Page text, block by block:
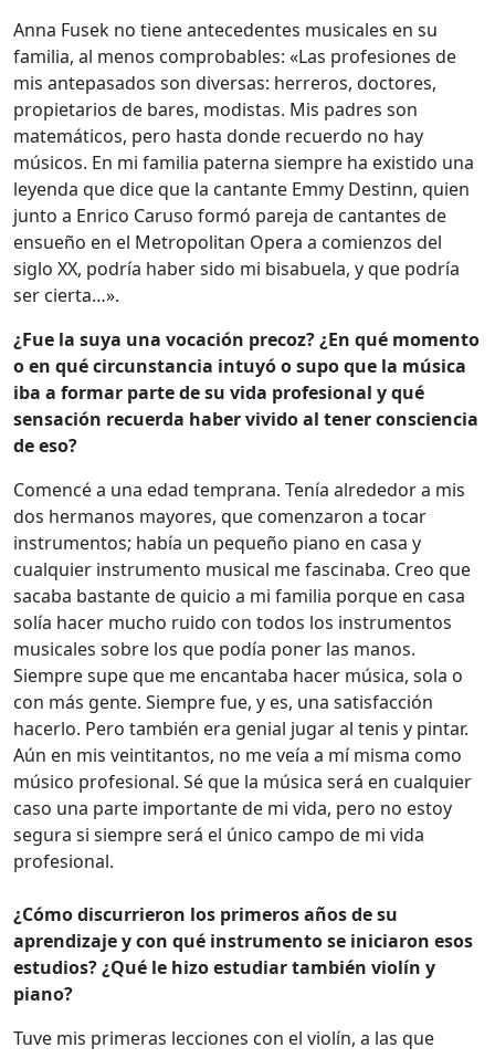
Anna Fusek no tiene antecedentes musicales en su
familia, al menos comprobables: «Las profesiones de
mis antepasados son diversas: herreros, doctores,
propietarios de bares, modistas. Mis padres son
matemáticos, pero hasta donde recuerdo no hay
músicos. En mi familia paterna siempre ha existido una
leyenda que dice que la cantante Emmy Destinn, quien
junto a Enrico Caruso formó pareja de cantantes de
ensueño en el Metropolitan Opera a comienzos del
siglo XX, podría haber sido mi bisabuela, y que podría
ser cierta…».
¿Fue la suya una vocación precoz? ¿En qué momento
o en qué circunstancia intuyó o supo que la música
iba a formar parte de su vida profesional y qué
sensación recuerda haber vivido al tener consciencia
de eso?
Comencé a una edad temprana. Tenía alrededor a mis
dos hermanos mayores, que comenzaron a tocar
instrumentos; había un pequeño piano en casa y
cualquier instrumento musical me fascinaba. Creo que
sacaba bastante de quicio a mi familia porque en casa
solía hacer mucho ruido con todos los instrumentos
musicales sobre los que podía poner las manos.
Siempre supe que me encantaba hacer música, sola o
con más gente. Siempre fue, y es, una satisfacción
hacerlo. Pero también era genial jugar al tenis y pintar.
Aún en mis veintitantos, no me veía a mí misma como
músico profesional. Sé que la música será en cualquier
caso una parte importante de mi vida, pero no estoy
segura si siempre será el único campo de mi vida
profesional.
¿Cómo discurrieron los primeros años de su
aprendizaje y con qué instrumento se iniciaron esos
estudios? ¿Qué le hizo estudiar también violín y
piano?
Tuve mis primeras lecciones con el violín, a las que